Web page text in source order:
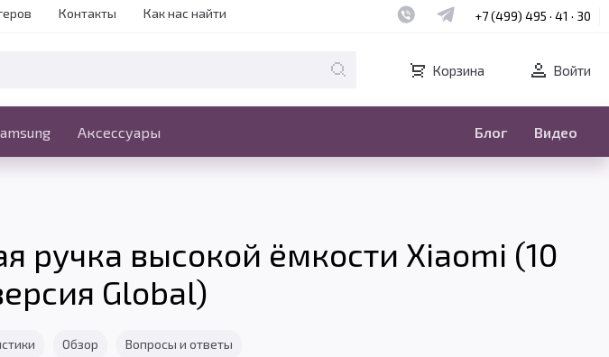
Контакты Как нас найти Наш whatsapp
Наш telegram
+7 (499) 495 · 41 · 30
Корзина Войти
Аксессуары Блог Видео
ручка высокой ёмкости Xiaomi (10
Global)
Обзор Вопросы и ответы